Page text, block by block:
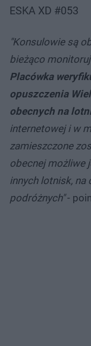
ESKA XD #053
"Konsulowie są
bieżąco
Placówka
opuszczenia
obecnych na
internetowej i w
zamieszczone
obecnej możliwe
innych lotnisk, na
podróżnych"-